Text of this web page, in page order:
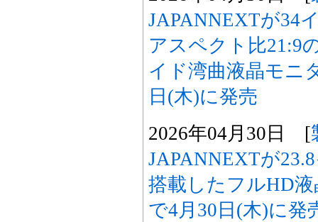
JAPANNEXTが34
アスペクト比21:9
イド湾曲液晶モニ
日(木)に発売
2026年04月30日 [
JAPANNEXTが
搭載したフルHD
で4月30日(木)に発